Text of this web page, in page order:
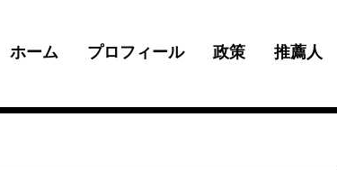
ホーム プロフィール 政策 推薦人